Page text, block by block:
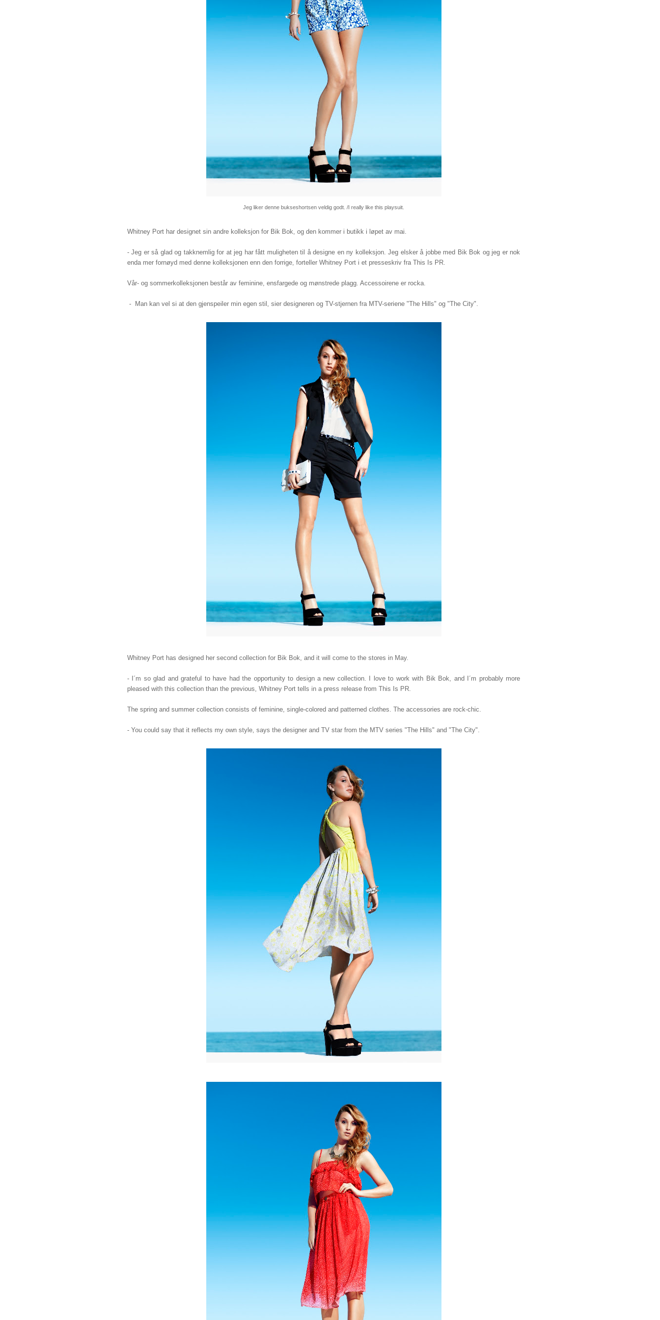
Jeg liker denne bukseshortsen veldig godt. /I really like this playsuit.
Whitney Port har designet sin andre kolleksjon for Bik Bok, og den kommer i butikk i løpet av mai.
- Jeg er så glad og takknemlig for at jeg har fått muligheten til å designe en ny kolleksjon. Jeg elsker å jobbe med Bik Bok og jeg er nok
enda mer fornøyd med denne kolleksjonen enn den forrige, forteller Whitney Port i et presseskriv fra This Is PR.
Vår- og sommerkolleksjonen består av feminine, ensfargede og mønstrede plagg. Accessoirene er rocka.
- Man kan vel si at den gjenspeiler min egen stil, sier designeren og TV-stjernen fra MTV-seriene "The Hills" og "The City".
Whitney Port has designed her second collection for Bik Bok, and it will come to the stores in May.
- I´m so glad and grateful to have had the opportunity to design a new collection. I love to work with Bik Bok, and I´m probably more
pleased with this collection than the previous, Whitney Port tells in a press release from This Is PR.
The spring and summer collection consists of feminine, single-colored and patterned clothes. The accessories are rock-chic.
- You could say that it reflects my own style, says the designer and TV star from the MTV series "The Hills" and "The City".